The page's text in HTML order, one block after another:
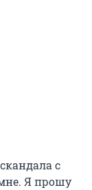
с
Я прошу